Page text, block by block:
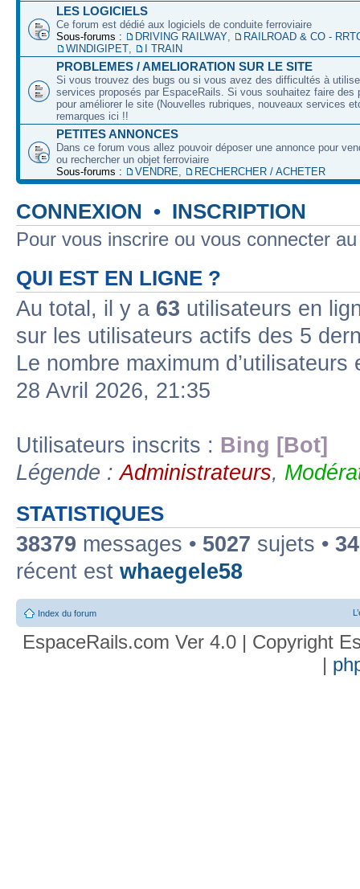
LES LOGICIELS
Ce forum est dédié aux logiciels de conduite ferroviaire
Sous-forums :
DRIVING RAILWAY,
RAILROAD & CO -
WINDIGIPET, I TRAIN
PROBLEMES / AMELIORATION SUR LE SITE
Si vous trouvez des bugs ou si vous avez des difficultés à
services proposés par EspaceRails. Si vous souhaitez faire des
pour améliorer le site (Nouvelles rubriques, nouveaux services
remarques ici !!
PETITES ANNONCES
Dans ce forum vous allez pouvoir déposer une annonce pour
ou rechercher un objet ferroviaire
Sous-forums :
VENDRE, RECHERCHER / ACHETER
CONNEXION • INSCRIPTION
Pour vous inscrire ou vous connecter
QUI EST EN LIGNE ?
Au total, il y a 63 utilisateurs en
sur les utilisateurs actifs des 5
Le nombre maximum
28 Avril 2026, 21:35
Utilisateurs inscrits : Bing [Bot]
Légende :Administrateurs,
STATISTIQUES
38379 messages • 5027 sujets •
récent est whaegele58
Index du forum
EspaceRails.com Ver 4.0 | Copyright
|